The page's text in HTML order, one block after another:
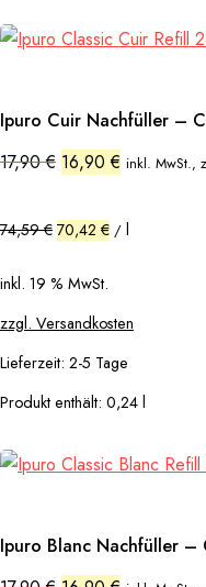
Ipuro Cuir Nachfüller –
17,90€ Ursprünglicher
Preis
17,90 €
16,90€ Aktueller
Preis
inkl. MwSt.,
74,59€ 70,42 € / l
inkl. 19 % MwSt.
zzgl. Versandkosten
Lieferzeit: 2-5 Tage
Produkt enthält: 0,24 l
Ipuro Blanc Nachfüller –